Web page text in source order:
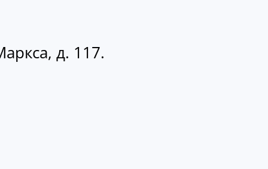
д. 117.